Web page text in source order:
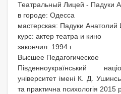
Театральный Лицей - Падуки
в городе: Одесса
мастерская: Падуки Анатолий
курс: актер театра и кино
закончил: 1994 г.
Высшее Педагогическое
Південноукраїнський
університет імені К. Д.
та практична психологія 2015